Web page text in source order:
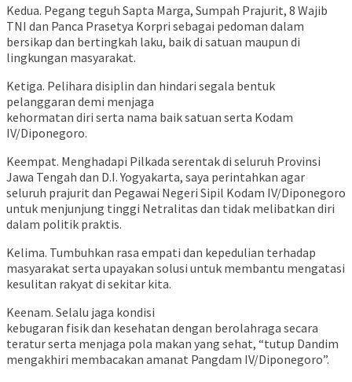
Kedua. Pegang teguh Sapta Marga, Sumpah Prajurit, 8 Wajib
TNI dan Panca Prasetya Korpri sebagai pedoman dalam
bersikap dan bertingkah laku, baik di satuan maupun di
lingkungan masyarakat.
Ketiga. Pelihara disiplin dan hindari segala bentuk
pelanggaran demi menjaga
kehormatan diri serta nama baik satuan serta Kodam
IV/Diponegoro.
Keempat. Menghadapi Pilkada serentak di seluruh Provinsi
Jawa Tengah dan D.I. Yogyakarta, saya perintahkan agar
seluruh prajurit dan Pegawai Negeri Sipil Kodam IV/Diponegoro
untuk menjunjung tinggi Netralitas dan tidak melibatkan diri
dalam politik praktis.
Kelima. Tumbuhkan rasa empati dan kepedulian terhadap
masyarakat serta upayakan solusi untuk membantu mengatasi
kesulitan rakyat di sekitar kita.
Keenam. Selalu jaga kondisi
kebugaran fisik dan kesehatan dengan berolahraga secara
teratur serta menjaga pola makan yang sehat, “tutup Dandim
mengakhiri membacakan amanat Pangdam IV/Diponegoro”.